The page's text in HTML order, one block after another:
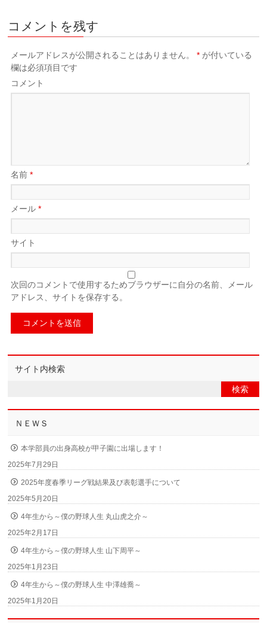
コメントを残す
メールアドレスが公開されることはありません。 * が付いている
欄は必須項目です
コメント
名前*
メール*
サイト
次回のコメントで使用するためブラウザーに自分の名前、メール
アドレス、サイトを保存する。
サイト内検索
ＮＥＷＳ
本学部員の出身高校が甲子園に出場します！
2025年7月29日
2025年度春季リーグ戦結果及び表彰選手について
2025年5月20日
4年生から～僕の野球人生 丸山虎之介～
2025年2月17日
4年生から～僕の野球人生 山下周平～
2025年1月23日
4年生から～僕の野球人生 中澤雄喬～
2025年1月20日